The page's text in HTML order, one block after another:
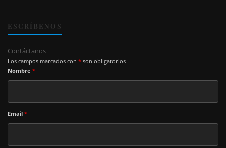
ESCRÍBENOS
Contáctanos
Los campos marcados con * son obligatorios
Nombre *
Email *